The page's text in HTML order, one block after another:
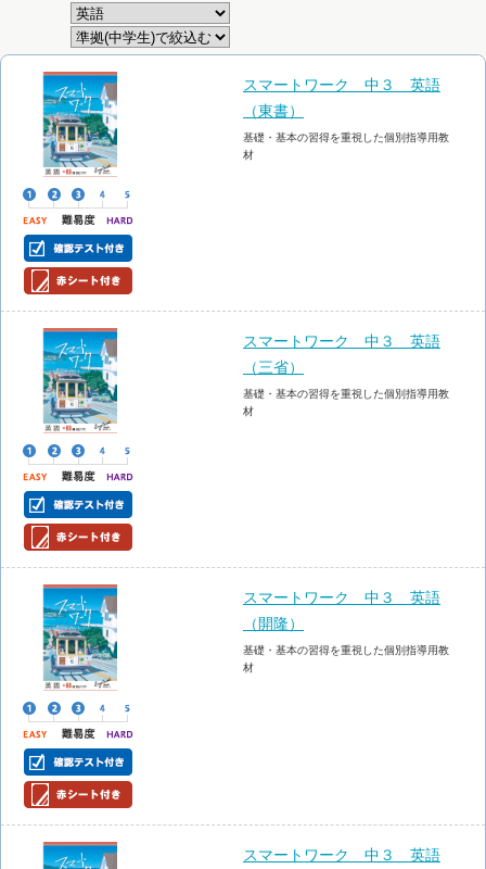
スマートワーク 中３ 英語
（東書）
基礎・基本の習得を重視した個別指導用教
材
スマートワーク 中３ 英語
（三省）
基礎・基本の習得を重視した個別指導用教
材
スマートワーク 中３ 英語
（開隆）
基礎・基本の習得を重視した個別指導用教
材
スマートワーク 中３ 英語